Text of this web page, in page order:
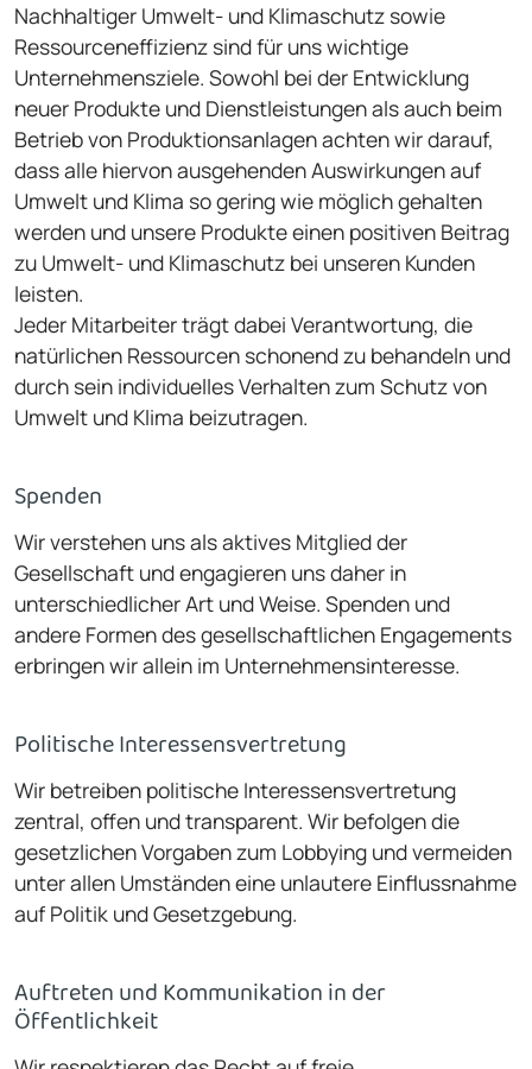
Nachhaltiger Umwelt- und Klimaschutz sowie
Ressourceneffizienz sind für uns wichtige
Unternehmensziele. Sowohl bei der Entwicklung
neuer Produkte und Dienstleistungen als auch beim
Betrieb von Produktionsanlagen achten wir darauf,
dass alle hiervon ausgehenden Auswirkungen auf
Umwelt und Klima so gering wie möglich gehalten
werden und unsere Produkte einen positiven Beitrag
zu Umwelt- und Klimaschutz bei unseren Kunden
leisten.
Jeder Mitarbeiter trägt dabei Verantwortung, die
natür­lichen Ressourcen schonend zu behandeln und
durch sein individuelles Verhalten zum Schutz von
Umwelt und Klima beizutragen.
Spenden
Wir verstehen uns als aktives Mitglied der
Gesellschaft und engagieren uns daher in
unterschiedlicher Art und Weise. Spenden und
andere Formen des gesellschaftlichen Engagements
erbringen wir allein im Unternehmensinteresse.
Politische Interessensvertretung
Wir betreiben politische Interessensvertretung
zentral, offen und transparent. Wir befolgen die
gesetzlichen Vorgaben zum Lobbying und vermeiden
unter allen Umständen eine unlautere Einflussnahme
auf Politik und Gesetz­gebung.
Auftreten und Kommunikation in der
Öffentlichkeit